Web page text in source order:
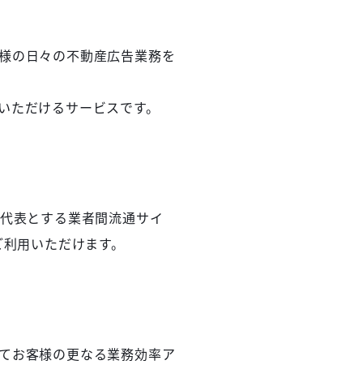
の日々の不動産広告業務を
だけるサービスです。
表とする業者間流通サイ
用いただけます。
お客様の更なる業務効率ア